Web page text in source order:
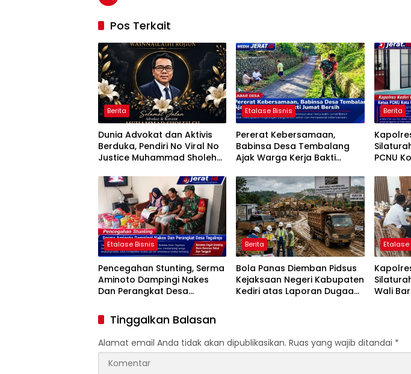
Pos Terkait
Berita
Dunia Advokat dan Aktivis
Berduka, Pendiri No Viral No
Justice Muhammad Sholeh
Etalase Bisnis
Pererat Kebersamaan,
Babinsa Desa Tembalang
Ajak Warga Kerja Bakti
Berita
PCNU
Daerah
Etalase Bisnis
Pencegahan Stunting, Serma
Aminoto Dampingi Nakes
Dan Perangkat Desa
Berita
Bola Panas Diemban Pidsus
Kejaksaan Negeri Kabupaten
Kediri atas Laporan Dugaan
Etalase
Wali
Tinggalkan Balasan
Alamat email Anda tidak akan dipublikasikan. Ruas yang wajib ditandai *